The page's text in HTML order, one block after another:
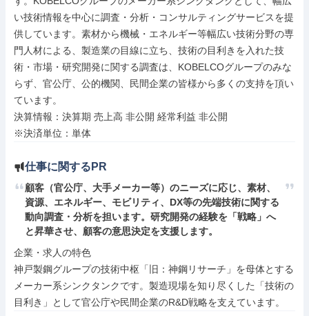
い技術情報を中心に調査・分析・コンサルティングサービスを提
供しています。素材から機械・エネルギー等幅広い技術分野の専
門人材による、製造業の目線に立ち、技術の目利きを入れた技
術・市場・研究開発に関する調査は、KOBELCOグループのみな
らず、官公庁、公的機関、民間企業の皆様から多くの支持を頂い
ています。
決算情報：決算期 売上高 非公開 経常利益 非公開
※決済単位：単体
仕事に関するPR
顧客（官公庁、大手メーカー等）のニーズに応じ、素材、
資源、エネルギー、モビリティ、DX等の先端技術に関する
動向調査・分析を担います。研究開発の経験を「戦略」へ
と昇華させ、顧客の意思決定を支援します。
企業・求人の特色
神戸製鋼グループの技術中枢「旧：神鋼リサーチ」を母体とする
メーカー系シンクタンクです。製造現場を知り尽くした「技術の
目利き」として官公庁や民間企業のR&D戦略を支えています。